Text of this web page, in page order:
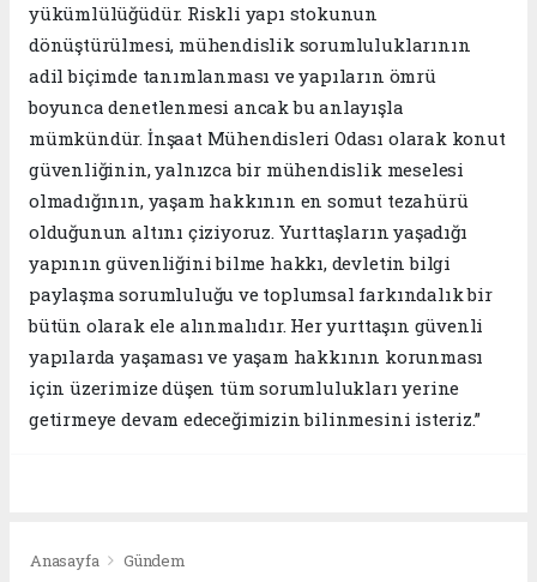
yükümlülüğüdür. Riskli yapı stokunun
dönüştürülmesi, mühendislik sorumluluklarının
adil biçimde tanımlanması ve yapıların ömrü
boyunca denetlenmesi ancak bu anlayışla
mümkündür. İnşaat Mühendisleri Odası olarak konut
güvenliğinin, yalnızca bir mühendislik meselesi
olmadığının, yaşam hakkının en somut tezahürü
olduğunun altını çiziyoruz. Yurttaşların yaşadığı
yapının güvenliğini bilme hakkı, devletin bilgi
paylaşma sorumluluğu ve toplumsal farkındalık bir
bütün olarak ele alınmalıdır. Her yurttaşın güvenli
yapılarda yaşaması ve yaşam hakkının korunması
için üzerimize düşen tüm sorumlulukları yerine
getirmeye devam edeceğimizin bilinmesini isteriz.”
Anasayfa Gündem